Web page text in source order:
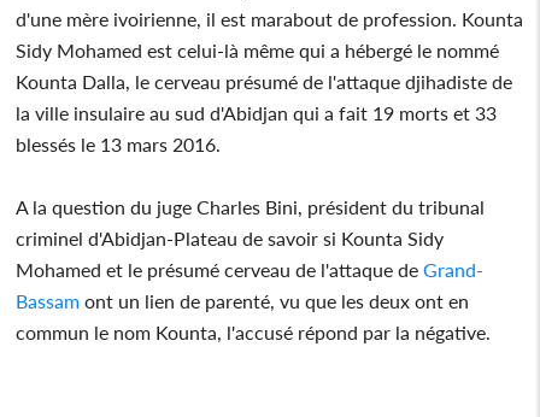
d'une mère ivoirienne, il est marabout de profession. Kounta
Sidy Mohamed est celui-là même qui a hébergé le nommé
Kounta Dalla, le cerveau présumé de l'attaque djihadiste de
la ville insulaire au sud d'Abidjan qui a fait 19 morts et 33
blessés le 13 mars 2016.
A la question du juge Charles Bini, président du tribunal
criminel d'Abidjan-Plateau de savoir si Kounta Sidy
Mohamed et le présumé cerveau de l'attaque deGrand-
Bassam ont un lien de parenté, vu que les deux ont en
commun le nom Kounta, l'accusé répond par la négative.